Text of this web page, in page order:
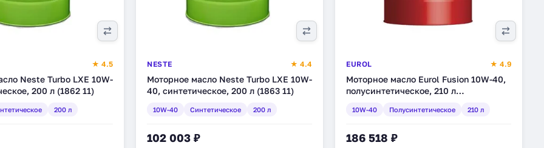
★ 4.5
Neste Turbo LXE 10W-
200 л (1862 11)
200 л
NESTE ★ 4.4
Моторное масло Neste Turbo LXE 10W-
40, синтетическое, 200 л (1863 11)
10W-40 Синтетическое 200 л
102 003 ₽
EUROL ★ 4.9
Моторное масло Eurol Fusion 10W-40,
полусинтетическое, 210 л
10W-40 Полусинтетическое 210 л
186 518 ₽